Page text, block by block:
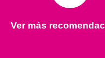
Ver más